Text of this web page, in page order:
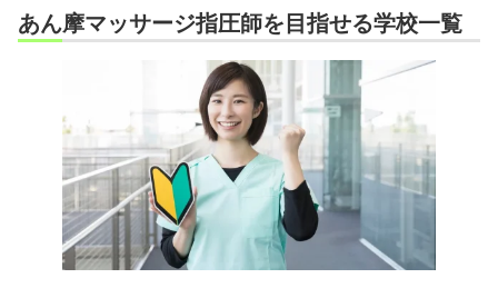
あん摩マッサージ指圧師を目指せる学校一覧